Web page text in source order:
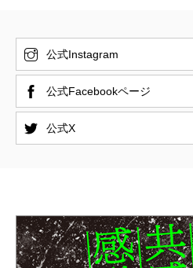
公式Instagram
公式Facebookページ
公式X